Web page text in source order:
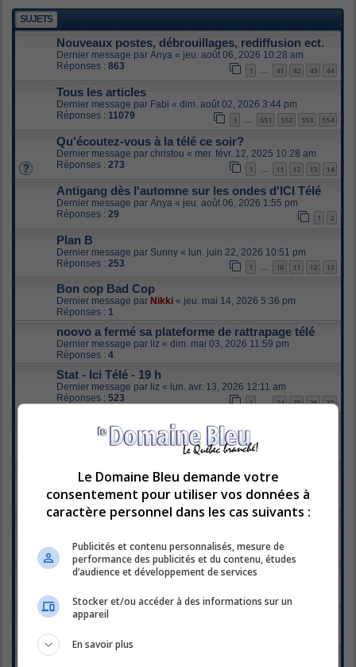
SUJETS
Nouveaux postes, débrouillages, rediffusion ect.
Dernier message par Anya « jeu. août 06, 2026 10:28 am
Réponses : 863 1 … 41 42 43 44
Tous les articles
Dernier message par Fabi « dim. août 02, 2026 3:44 pm
Réponses : 11079 1 … 551 552 553 554
Qu'écoutez-vous à la télé ce soir?
Dernier message par christou « mer. févr. 12, 2025 10:28 am
Réponses : 273 1 11 12 13 14
Antigang dès l'automne sur les ondes d'ICI Télé
Dernier message par Anya « jeu. août 06, 2026 1:55 pm
Réponses : 29 1 2
Plan B
Dernier message par Sunny « lun. juin 22, 2026 10:51 pm
Réponses : 253 1 … 10 11 12 13
Bon cop Bad Cop
Dernier message par Nikki « jeu. mai 14, 2026 5:36 pm
Réponses : 1
noovo a fermé sa plateforme de rattrapage télé
Dernier message par liz « dim. mai 03, 2026 11:59 pm
Réponses : 4
Stat - Ici Télé - 19 h
Dernier message par liz « lun. avr. 13, 2026 12:11 am
Réponses : 523 1 … 24 25 26 27
Alerte Amber
Dernier message parchien-loup«
mer. mars 25, 2026 7:19 pm
220 1
Indefendable
Réponses :419 1 … 18 19
Les enfants de la télé
Réponses :1588 1 … 77
Indomptables - Janvier 2026 - TVA
Réponses :
Émissions de fin d'année
Réponses :
Le Domaine Bleu demande votre
consentement pour utiliser vos données à
caractère personnel dans les cas suivants :
Publicités et contenu personnalisés, mesure de
performance des publicités et du contenu, études
d’audience et développement de services
Stocker et/ou accéder à des informations sur un
appareil
En savoir plus